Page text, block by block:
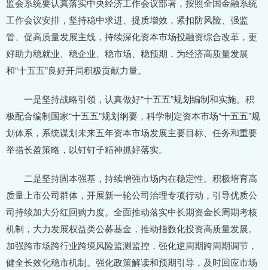
监会系统要认真落实中央经济工作会议部署，按照全国金融系统
工作会议安排，坚持稳中求进、提质增效，紧扣防风险、强监
管、促高质量发展主线，持续深化资本市场投融资综合改革，更
好助力稳就业、稳企业、稳市场、稳预期，为经济高质量发展
和“十五五”良好开局积极贡献力量。
一是坚持战略引领，认真做好“十五五”规划编制和实施。积
极配合编制国家“十五五”规划纲要，科学制定资本市场“十五五”规
划体系，系统谋划未来五年资本市场发展主要目标、任务和重要
举措长盈策略，以钉钉子精神抓好落实。
二是坚持固本强基，持续增强市场内在稳定性。积极培育高
质量上市公司群体，开展新一轮公司治理专项行动，引导优质公
司持续加大分红回购力度。全面推动落实中长期资金长周期考核
机制，大力发展权益类公募基金，推动指数化投资高质量发展。
加强跨市场跨行业跨境风险监测监控，强化逆周期跨周期调节，
健全长效化稳市机制。强化政策解读和预期引导，及时回应市场